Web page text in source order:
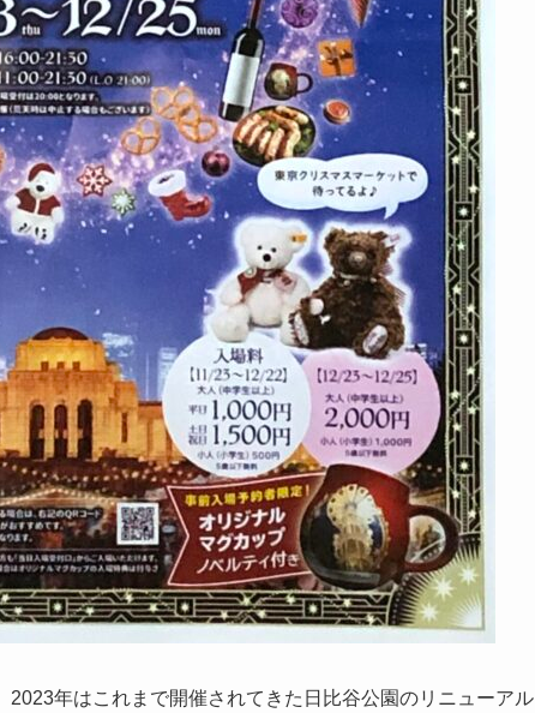
、2023年はこれまで開催されてきた日比谷公園のリニューアル